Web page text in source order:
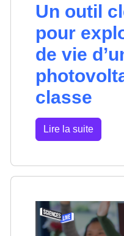
Un outil
pour
de vie
classe
Lire la suite